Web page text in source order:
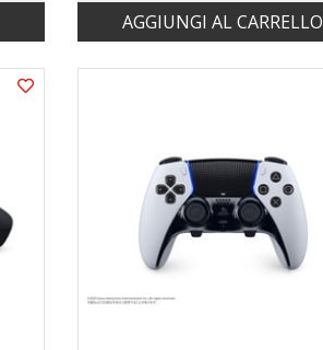
AGGIUNGI AL CARRELLO